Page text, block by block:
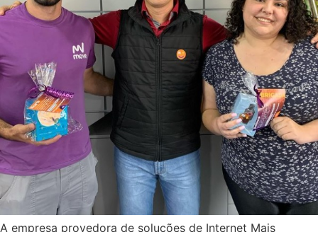
A empresa provedora de soluções de Internet Mais